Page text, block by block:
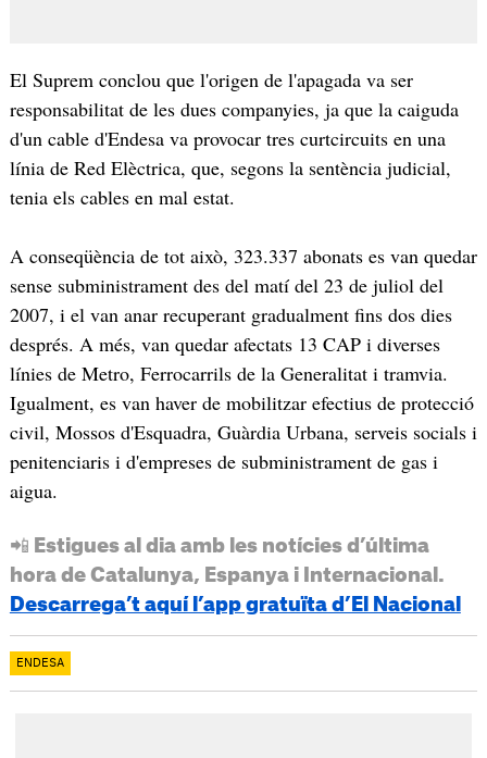
El Suprem conclou que l'origen de l'apagada va ser
responsabilitat de les dues companyies, ja que la caiguda
d'un cable d'Endesa va provocar tres curtcircuits en una
línia de Red Elèctrica, que, segons la sentència judicial,
tenia els cables en mal estat.
A conseqüència de tot això, 323.337 abonats es van quedar
sense subministrament des del matí del 23 de juliol del
2007, i el van anar recuperant gradualment fins dos dies
després. A més, van quedar afectats 13 CAP i diverses
línies de Metro, Ferrocarrils de la Generalitat i tramvia.
Igualment, es van haver de mobilitzar efectius de protecció
civil, Mossos d'Esquadra, Guàrdia Urbana, serveis socials i
penitenciaris i d'empreses de subministrament de gas i
aigua.
📲 Estigues al dia amb les notícies d’última
hora de Catalunya, Espanya i Internacional.
Descarrega’t aquí l’app gratuïta d’El Nacional
ENDESA